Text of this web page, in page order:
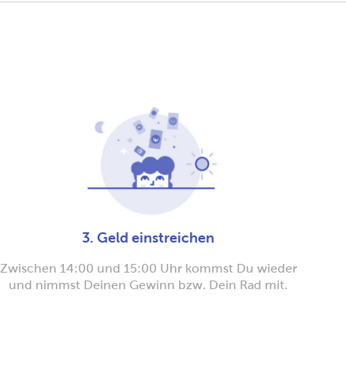
3. Geld einstreichen
Zwischen 14:00 und 15:00 Uhr kommst Du wieder
und nimmst Deinen Gewinn bzw. Dein Rad mit.